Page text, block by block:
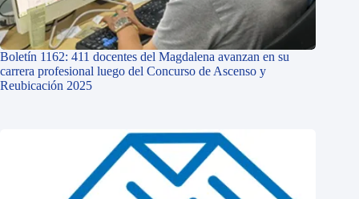
Boletín 1162: 411 docentes del Magdalena avanzan en su
carrera profesional luego del Concurso de Ascenso y
Reubicación 2025